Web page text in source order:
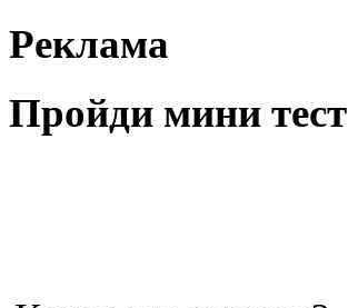
Реклама
Пройди мини тест